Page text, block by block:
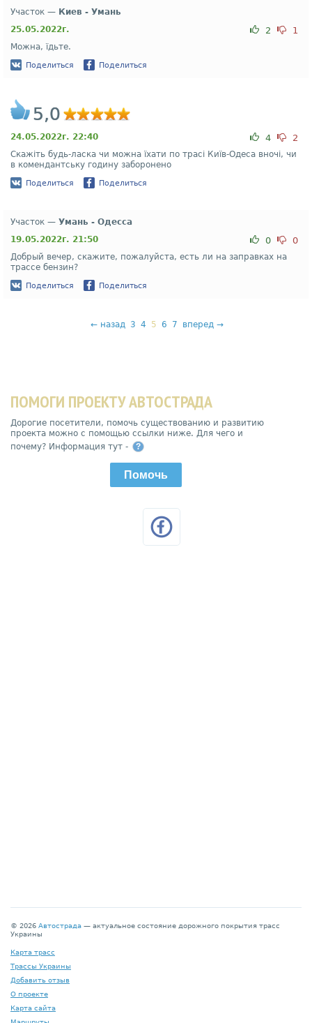
Участок — Киев - Умань
25.05.2022г.
2 1
Можна, їдьте.
Поделиться Поделиться
5,0
24.05.2022г. 22:40 4 2
Скажіть будь-ласка чи можна їхати по трасі Київ-Одеса вночі, чи
в комендантську годину заборонено
Поделиться Поделиться
Участок — Умань - Одесса
19.05.2022г. 21:50
0 0
Добрый вечер, скажите, пожалуйста, есть ли на заправках на
трассе бензин?
Поделиться Поделиться
← назад 3 4 5 6 7 вперед →
ПОМОГИ ПРОЕКТУ АВТОСТРАДА
Дорогие посетители, помочь существованию и развитию
проекта можно с помощью ссылки ниже. Для чего и
почему? Информация тут -
?
Помочь
© 2026 Автострада — актуальное состояние дорожного покрытия трасс
Украины
Карта трасс
Трассы Украины
Добавить отзыв
О проекте
Карта сайта